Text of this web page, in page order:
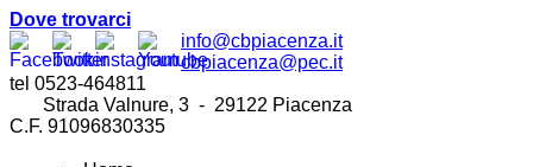
Dove trovarci
info@cbpiacenza.it
cbpiacenza@pec.it
tel 0523-464811
Strada Valnure, 3 - 29122 Piacenza
C.F. 91096830335